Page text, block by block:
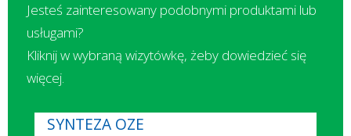
Jesteś zainteresowany podobnymi produktami lub
usługami?
Kliknij w wybraną wizytówkę, żeby dowiedzieć się
więcej.
SYNTEZA OZE